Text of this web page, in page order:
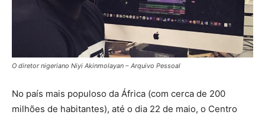
O diretor nigeriano Niyi Akinmolayan – Arquivo Pessoal
No país mais populoso da África (com cerca de 200
milhões de habitantes), até o dia 22 de maio, o Centro